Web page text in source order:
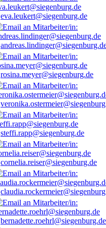
eva.leukert@siegenburg.de
rosina.meyer@siegenburg.de
steffi.rapp@siegenburg.de
cornelia.reiser@siegenburg.de
bernadette.roehrl@siegenburg.de